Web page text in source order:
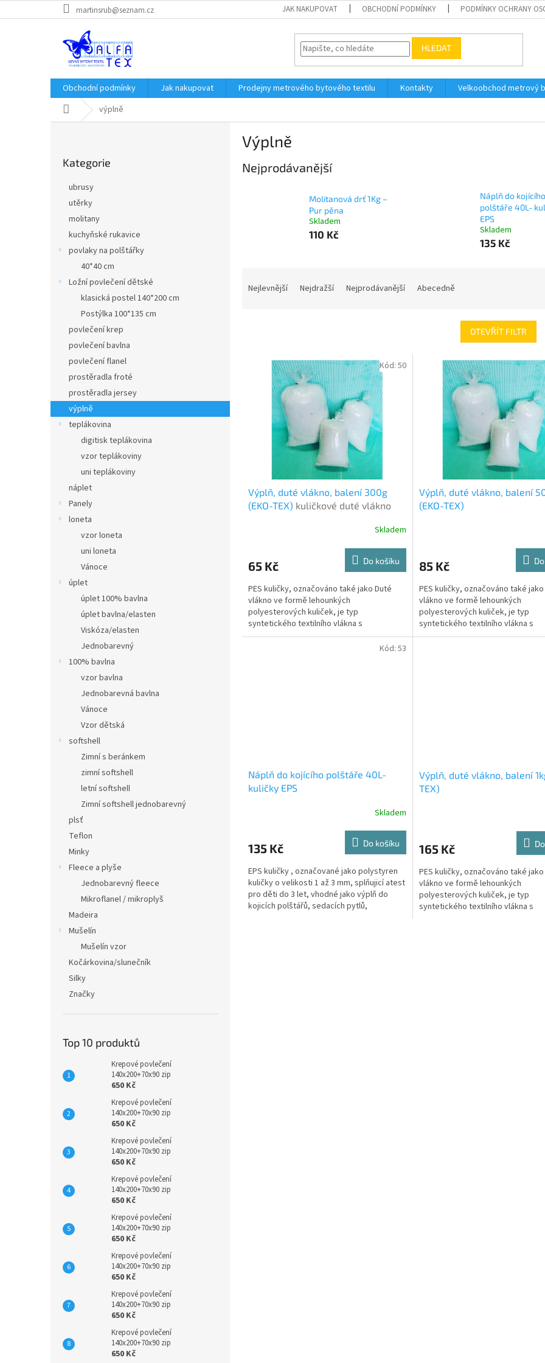
na
martinsrub@seznam.cz JAK NAKUPOVAT OBCHODNÍ PODMÍNKY PODMÍNKY OCHRANY
HLEDAT
Obchodní podmínky Jak nakupovat Prodejny metrového bytového textilu Kontakty Velkoobchod metrový
Domů výplně
kategorie
Kategorie
ubrusy
utěrky
molitany
kuchyňské rukavice
povlaky na polštářky
40*40 cm
Ložní povlečení dětské
klasická postel 140*200 cm
Postýlka 100*135 cm
povlečení krep
povlečení bavlna
povlečení flanel
prostěradla froté
prostěradla jersey
výplně
teplákovina
digitisk teplákovina
vzor teplákoviny
uni teplákoviny
náplet
Panely
loneta
vzor loneta
uni loneta
Vánoce
úplet
úplet 100% bavlna
úplet bavlna/elasten
Viskóza/elasten
Jednobarevný
100% bavlna
vzor bavlna
Jednobarevná bavlna
Vánoce
Vzor dětská
softshell
Zimní s beránkem
zimní softshell
letní softshell
Zimní softshell jednobarevný
plsť
Teflon
Minky
Fleece a plyše
Jednobarevný fleece
Mikroflanel / mikroplyš
Madeira
Mušelín
Mušelín vzor
Kočárkovina/slunečník
Silky
Značky
Top 10 produktů
Krepové povlečení
140x200+70x90 zip
650 Kč
Krepové povlečení
140x200+70x90 zip
650 Kč
Krepové povlečení
140x200+70x90 zip
650 Kč
Krepové povlečení
140x200+70x90 zip
650 Kč
Krepové povlečení
140x200+70x90 zip
650 Kč
Krepové povlečení
140x200+70x90 zip
650 Kč
Krepové povlečení
140x200+70x90 zip
650 Kč
Krepové povlečení
140x200+70x90 zip
650 Kč
Výplně
Nejprodávanější
Molitanová drť 1Kg –
Pur pěna
Skladem
110 Kč
Náplň do kojícího
polštáře 40L-
EPS
Skladem
135 Kč
Nejlevnější Nejdražší Nejprodávanější Abecedně
OTEVŘÍT FILTR
Výplň, duté vlákno, balení 300g
(EKO-TEX) kuličkové duté vlákno
Skladem
65 Kč Do košíku
PES kuličky, označováno také jako Duté
vlákno ve formě lehounkých
polyesterových kuliček, je typ
syntetického textilního vlákna s
charakteristickou strukturou, dutým
Kód: 50
Výplň, duté vlákno, balení
(EKO-TEX)
85 Kč
PES kuličky, označováno také
vlákno ve formě lehounkých
polyesterových kuliček, je typ
syntetického textilního vlákna s
charakteristickou strukturou,
Náplň do kojícího polštáře 40L-
kuličky EPS
Skladem
135 Kč Do košíku
EPS kuličky , označované jako polystyren
kuličky o velikosti 1 až 3 mm, splňujicí atest
pro děti do 3 let, vhodné jako výplň do
kojicích polštářů, sedacích pytlů,
Kód: 53
Výplň, duté vlákno, balení
TEX)
165 Kč
PES kuličky, označováno také
vlákno ve formě lehounkých
polyesterových kuliček, je typ
syntetického textilního vlákna s